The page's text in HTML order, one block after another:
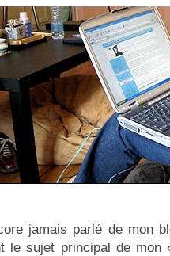
jamais parlé de mon
le sujet principal de mon